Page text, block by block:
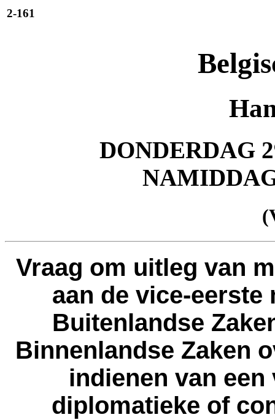
2-161
DONDERDAG
Vraag om uitleg van
aan de vice-
Buitenlandse
Binnenlandse Zaken
indienen van
diplomatieke of